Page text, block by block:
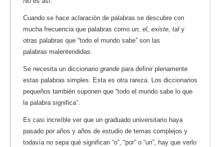
Cuando se hace aclaración de palabras se descubre con
mucha frecuencia que palabras como un, el, existe, tal y
otras palabras que “todo el mundo sabe” son las
palabras malentendidas.
Se necesita un diccionario grande para definir plenamente
estas palabras simples. Esta es otra rareza. Los diccionarios
pequeños también suponen que “todo el mundo sabe lo que
la palabra significa”.
Es casi increíble ver que un graduado universitario haya
pasado por años y años de estudio de temas complejos y
todavía no sepa qué significan “o”, “por” o “un”, hay que verlo